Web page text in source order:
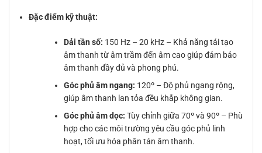
Đặc điểm kỹ thuật:
Dải tần số: 150 Hz – 20 kHz – Khả năng tái tạo
âm thanh từ âm trầm đến âm cao giúp đảm bảo
âm thanh đầy đủ và phong phú.
Góc phủ âm ngang: 120º – Độ phủ ngang rộng,
giúp âm thanh lan tỏa đều khắp không gian.
Góc phủ âm dọc: Tùy chỉnh giữa 70º và 90º – Phù
hợp cho các môi trường yêu cầu góc phủ linh
hoạt, tối ưu hóa phân tán âm thanh.